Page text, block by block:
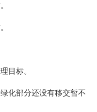
目标。
化部分还没有移交暂不